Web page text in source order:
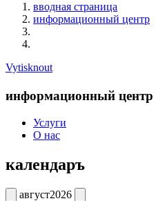
вводная страница
информационный центр
Vytisknout
информационный центр
Услуги
О нас
календаръ
август2026